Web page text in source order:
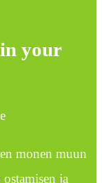
your
monen muun
ja